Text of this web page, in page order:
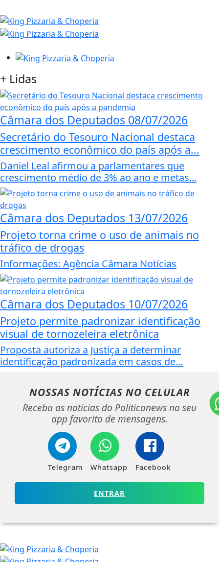
+ Lidas
Câmara dos Deputados 08/07/2026
Secretário do Tesouro Nacional destaca
crescimento econômico do país após a...
Daniel Leal afirmou a parlamentares que
crescimento médio de 3% ao ano e metas...
Câmara dos Deputados 13/07/2026
Projeto torna crime o uso de animais no
tráfico de drogas
Informações: Agência Câmara Notícias
Câmara dos Deputados 10/07/2026
Projeto permite padronizar identificação
visual de tornozeleira eletrônica
Proposta autoriza a Justiça a determinar
identificação padronizada em casos de...
NOSSAS NOTÍCIAS NO CELULAR
Receba as notícias do Politiconews no seu
app favorito de mensagens.
Telegram Whatsapp Facebook
ENTRAR